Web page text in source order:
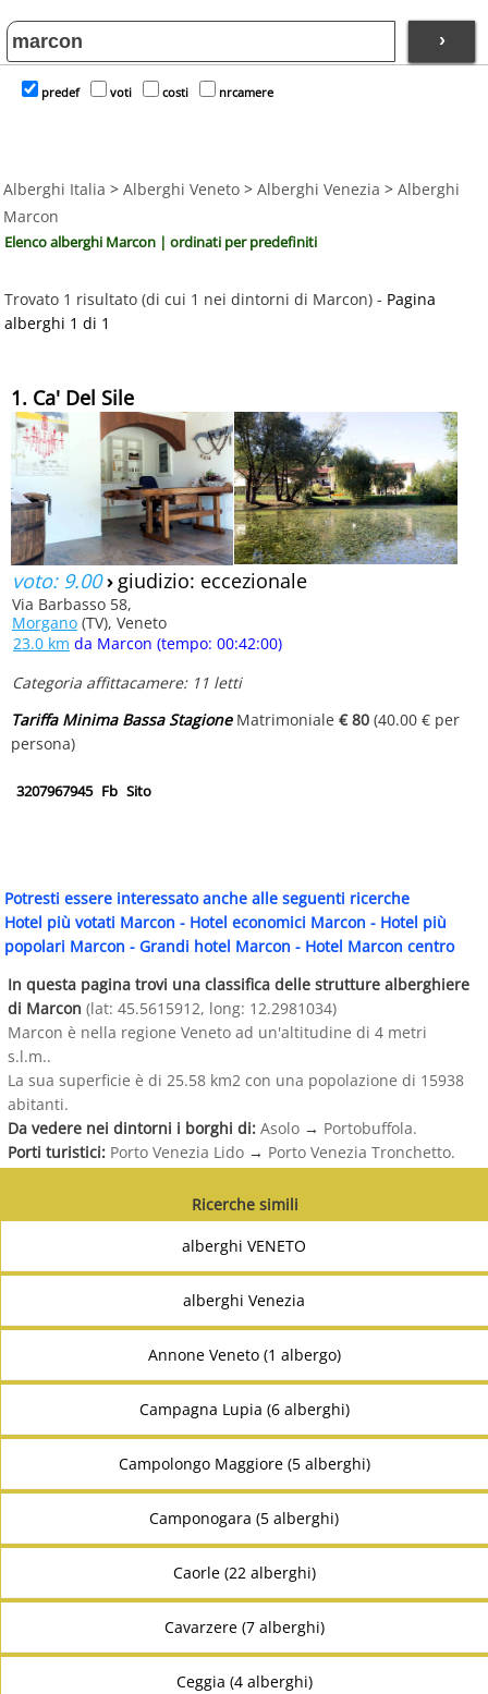
›
predef voti costi nrcamere
Alberghi Italia > Alberghi Veneto > Alberghi Venezia > Alberghi
Marcon
Elenco alberghi Marcon | ordinati per predefiniti
Trovato 1 risultato (di cui 1 nei dintorni di Marcon) - Pagina
alberghi 1 di 1
1. Ca' Del Sile
voto: 9.00› giudizio: eccezionale
Via Barbasso 58,
Morgano (TV), Veneto
23.0 km da Marcon (tempo: 00:42:00)
Categoria affittacamere: 11 letti
Tariffa Minima Bassa StagioneMatrimoniale € 80 (40.00 € per
persona)
3207967945 Fb Sito
Potresti essere interessato anche alle seguenti ricerche
Hotel più votati Marcon - Hotel economici Marcon - Hotel più
popolari Marcon - Grandi hotel Marcon - Hotel Marcon centro
In questa pagina trovi una classifica delle strutture alberghiere
di Marcon (lat: 45.5615912, long: 12.2981034)
Marcon è nella regione Veneto ad un'altitudine di 4 metri
s.l.m..
La sua superficie è di 25.58 km2 con una popolazione di 15938
abitanti.
Da vedere nei dintorni i borghi di: Asolo → Portobuffola.
Porti turistici: Porto Venezia Lido → Porto Venezia Tronchetto.
Ricerche simili
alberghi VENETO
alberghi Venezia
Annone Veneto (1 albergo)
Campagna Lupia (6 alberghi)
Campolongo Maggiore (5 alberghi)
Camponogara (5 alberghi)
Caorle (22 alberghi)
Cavarzere (7 alberghi)
Ceggia (4 alberghi)